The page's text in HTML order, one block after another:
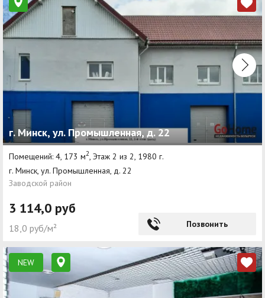
г. Минск, ул. Промышленная, д. 22
Помещений: 4, 173 м2, Этаж 2 из 2, 1980 г.
г. Минск, ул. Промышленная, д. 22
Заводской район
3 114,0 руб
18,0 руб/м² Позвонить
NEW